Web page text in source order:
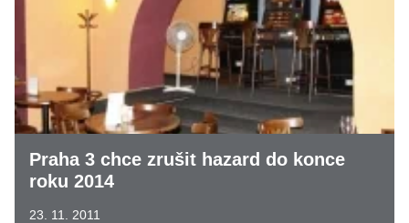
Praha 3 chce zrušit hazard do konce
roku 2014
23. 11. 2011